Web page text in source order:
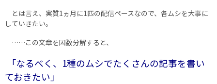
とは言え、実質1ヵ月に1匹の配信ペースなので、各ムシを大事に
していきたい。
……この文章を因数分解すると、
｢なるべく、1種のムシでたくさんの記事を書い
ておきたい｣